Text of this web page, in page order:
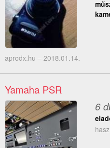
aprodx.hu – 2018.01.14.
Yamaha PSR
6